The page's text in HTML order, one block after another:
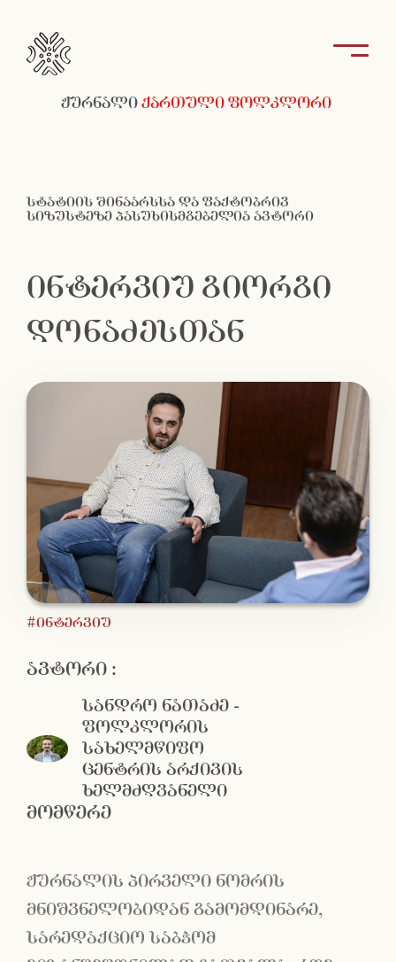
ჟურნალიქართული ფოლკლორი
სტატიის შინაარსსა და ფაქტობრივ
სიზუსტეზე პასუხისმგებელია ავტორი
ინტერვიუ გიორგი
დონაძესთან
#ინტერვიუ
ავტორი :
სანდრო ნათაძე -
ფოლკლორის
სახელმწიფო
ცენტრის არქივის
ხელმძღვანელი
მომწერე
ჟურნალის პირველი ნომრის
მნიშვნელობიდან გამომდინარე,
სარედაქციო საბჭომ